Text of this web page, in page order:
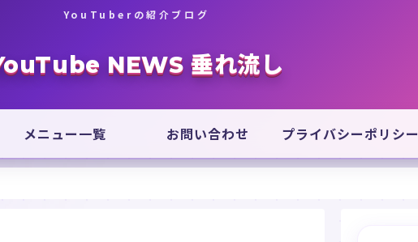
YouTuberの紹介ブログ
NEWS 垂れ流し
メニュー一覧 お問い合わせ プライバシーポリシー